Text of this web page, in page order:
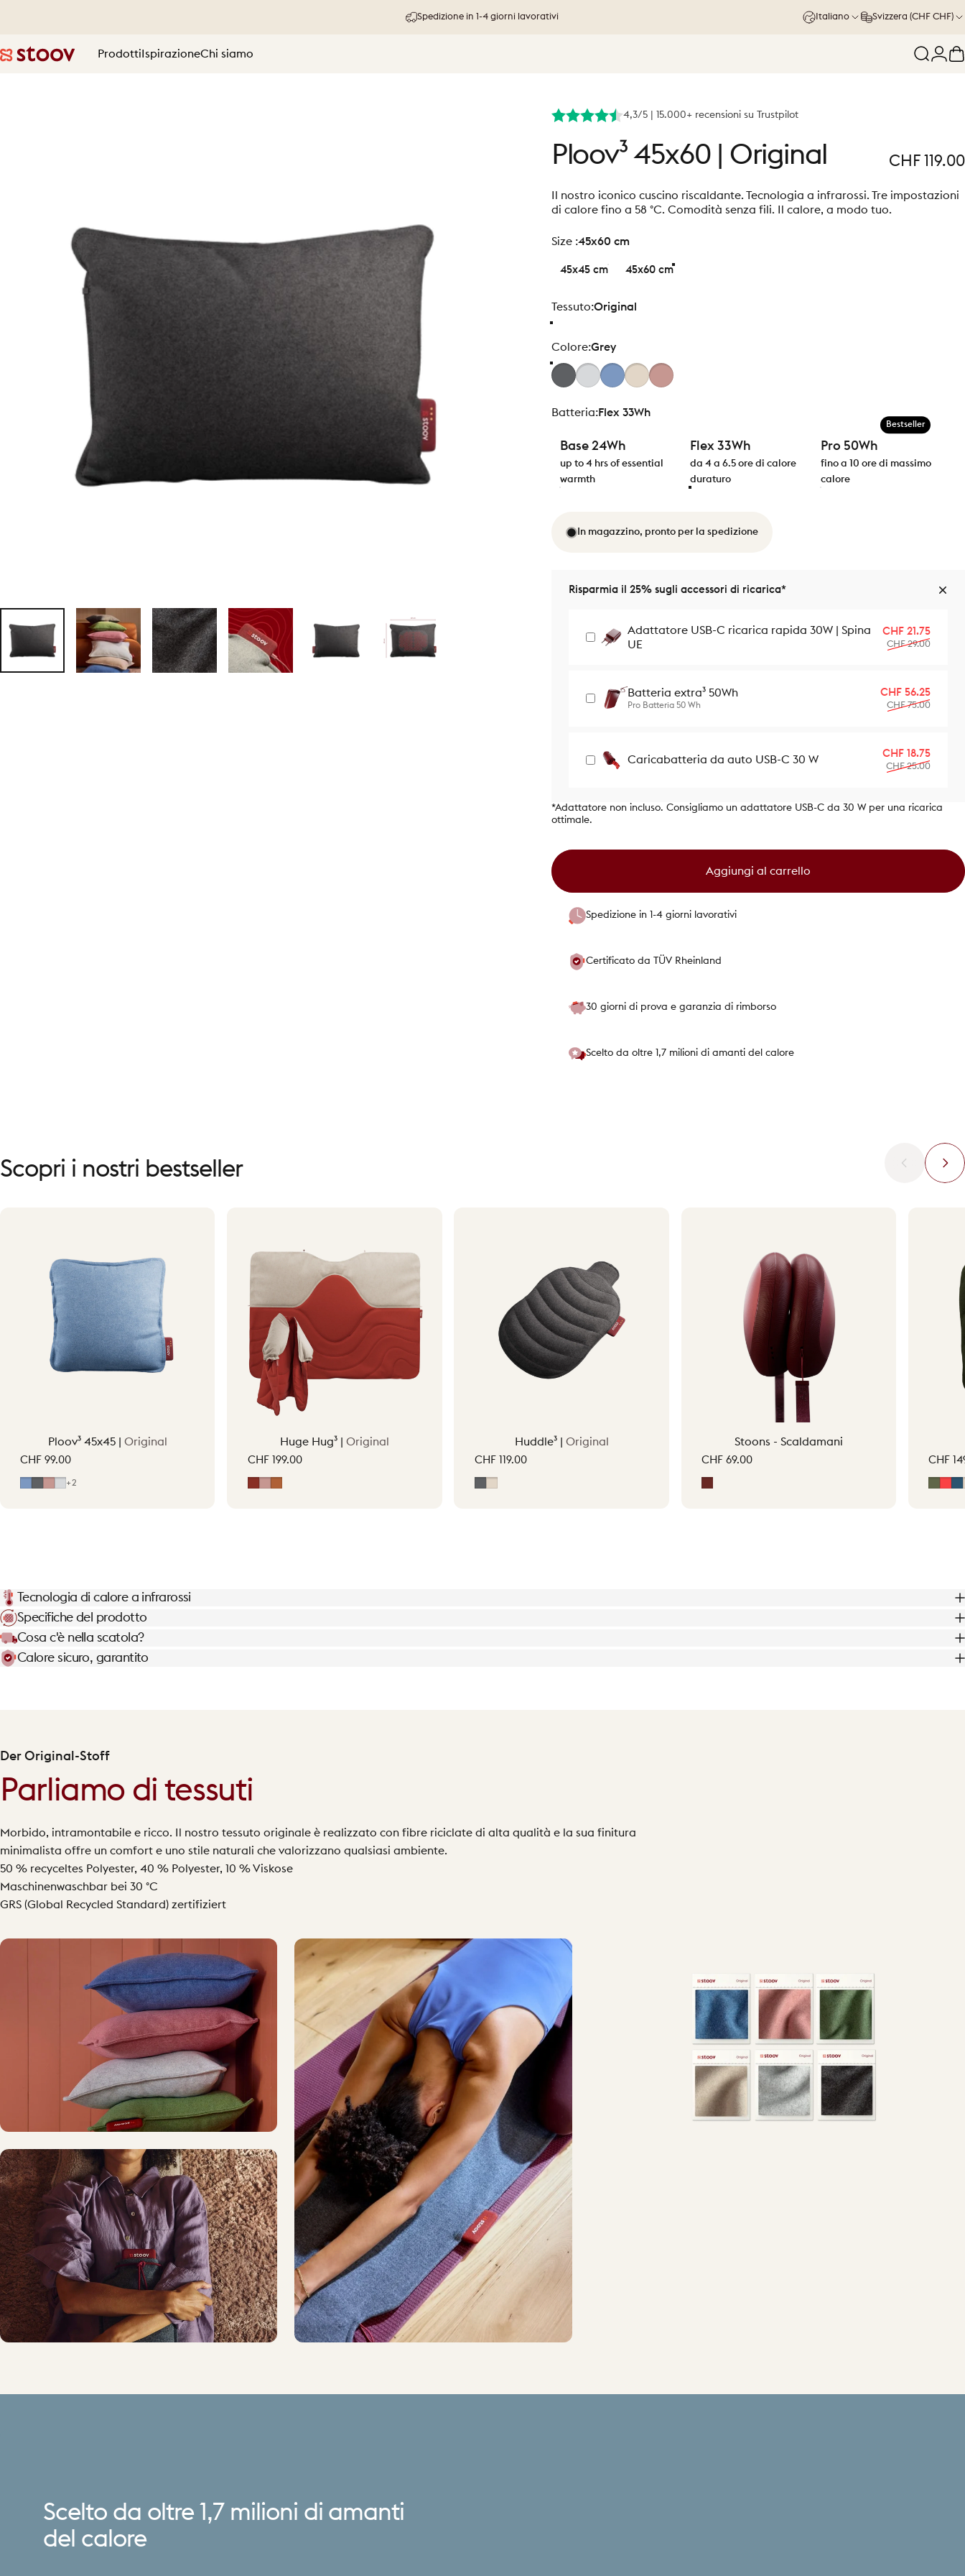
30 giorni di prova e garanzia di rimborso Italiano Svizzera (CHF CHF)
Stoov® | Cordless Heated Cushions & Blankets
Prodotti IspirazioneChi siamo
Cerca
4,3/5 | 15.000+ recensioni su Trustpilot
Ploov³ 45x60 Original CHF 119.00
Il nostro iconico cuscino riscaldante. Tecnologia a infrarossi. Tre impostazioni
di calore fino a 58 °C. Comodità senza fili. Il calore, a modo tuo.
size
Size :45x60 cm
45x45 cm 45x60 cm
Tessuto
Tessuto:Original
Colore
Colore:Grey
Batteria
Batteria:Flex 33Wh
Flex 33Wh
da 4 a 6.5 ore di calore
duraturo
Pro 50Wh
fino a 10 ore di massimo
calore
Bestseller
Base 24Wh
up to 4 hrs of essential
warmth
In magazzino, pronto per la spedizione
Risparmia il 25% sugli accessori di ricarica*
Adattatore USB-C ricarica rapida 30W | Spina
UE
CHF 21.75
CHF 29.00
Batteria extra³ 50Wh
Pro Batteria 50 Wh
CHF 56.25
CHF 75.00
Caricabatteria da auto USB-C 30 W
CHF 18.75
CHF 25.00
*Adattatore non incluso. Consigliamo un adattatore USB-C da 30 W per una ricarica
ottimale.
Aggiungi al carrello
Spedizione in 1-4 giorni lavorativi
Certificato da TÜV Rheinland
30 giorni di prova e garanzia di rimborso
Scelto da oltre 1,7 milioni di amanti del calore
Scopri i nostri bestseller
Ploov³ 45x45 | Original
CHF 99.00
Mid BlueHellrosa
Light Grey
+2
Huge Hug³ | Original
CHF 199.00
Huddle³ | Original
CHF 119.00
Stoons - Scaldamani
CHF 69.00 CHF
Tecnologia di calore a infrarossi
Specifiche del prodotto
Cosa c'è nella scatola?
Calore sicuro, garantito
Der Original-Stoff
Parliamo di tessuti
Morbido, intramontabile e ricco. Il nostro tessuto originale è realizzato con fibre riciclate di alta qualità e la sua finitura
minimalista offre un comfort e uno stile naturali che valorizzano qualsiasi ambiente.
50 % recyceltes Polyester, 40 % Polyester, 10 % Viskose
Maschinenwaschbar bei 30 °C
GRS (Global Recycled Standard) zertifiziert
Scelto da oltre 1,7 milioni di amanti
del calore